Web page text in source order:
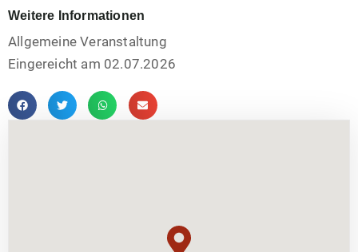
Weitere Informationen
Allgemeine Veranstaltung
Eingereicht am 02.07.2026